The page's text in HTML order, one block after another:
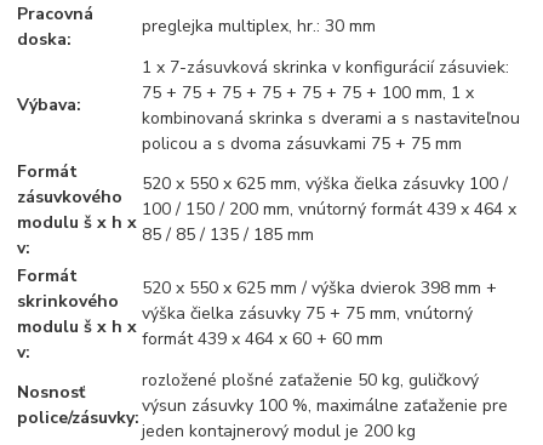
Pracovná
doska:
preglejka multiplex, hr.: 30 mm
Výbava:
1 x 7-zásuvková skrinka v konfigurácií zásuviek:
75 + 75 + 75 + 75 + 75 + 75 + 100 mm, 1 x
kombinovaná skrinka s dverami a s nastaviteľnou
policou a s dvoma zásuvkami 75 + 75 mm
Formát
zásuvkového
modulu š x h x
v:
520 x 550 x 625 mm, výška čielka zásuvky 100 /
100 / 150 / 200 mm, vnútorný formát 439 x 464 x
85 / 85 / 135 / 185 mm
Formát
skrinkového
modulu š x h x
v:
520 x 550 x 625 mm / výška dvierok 398 mm +
výška čielka zásuvky 75 + 75 mm, vnútorný
formát 439 x 464 x 60 + 60 mm
Nosnosť
police/zásuvky:
rozložené plošné zaťaženie 50 kg, guličkový
výsun zásuvky 100 %, maximálne zaťaženie pre
jeden kontajnerový modul je 200 kg